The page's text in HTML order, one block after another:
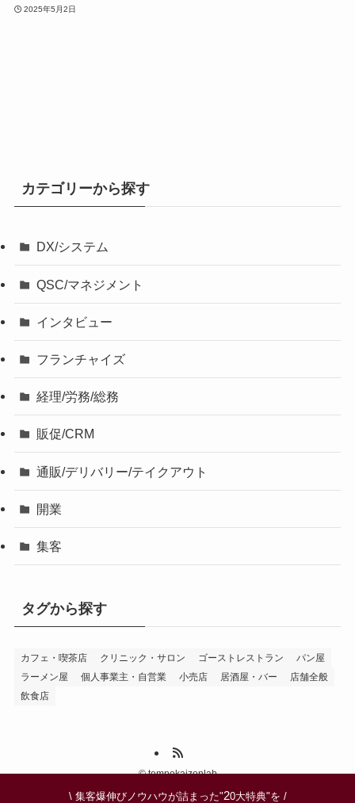
2025年5月2日
\ 集客爆伸びノウハウが詰まった"20大特典"を /
カテゴリーから探す
DX/システム
QSC/マネジメント
インタビュー
フランチャイズ
経理/労務/総務
販促/CRM
通販/デリバリー/テイクアウト
開業
集客
タグから探す
カフェ・喫茶店 クリニック・サロン ゴーストレストラン
パン屋
ラーメン屋
個人事業主・自営業 小売店 居酒屋・バー
店舗全般
飲食店
©tempokaizenlab